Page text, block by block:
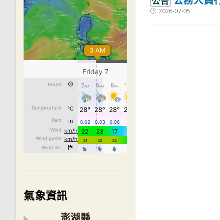
Post2026-07-05
氣象資訊